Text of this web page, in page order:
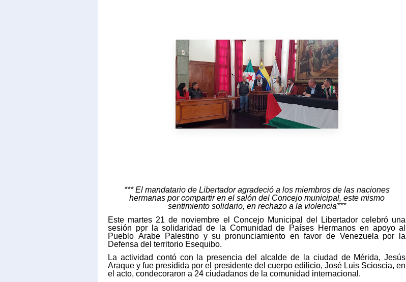
*** El mandatario de Libertador agradeció a los miembros de las naciones
hermanas por compartir en el salón del Concejo municipal, este mismo
sentimiento solidario, en rechazo a la violencia***
Este martes 21 de noviembre el Concejo Municipal del Libertador celebró una
sesión por la solidaridad de la Comunidad de Países Hermanos en apoyo al
Pueblo Árabe Palestino y su pronunciamiento en favor de Venezuela por la
Defensa del territorio Esequibo.
La actividad contó con la presencia del alcalde de la ciudad de Mérida, Jesús
Araque y fue presidida por el presidente del cuerpo edilicio, José Luis Scioscia, en
el acto, condecoraron a 24 ciudadanos de la comunidad internacional.